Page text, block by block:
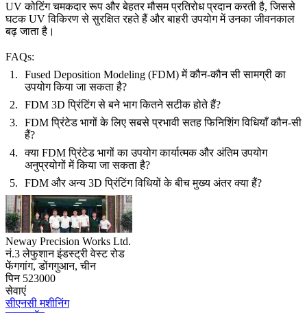
UV कोटिंग चमकदार रूप और बेहतर मौसम प्रतिरोध प्रदान करती है, जिससे
घटक UV विकिरण से सुरक्षित रहते हैं और बाहरी उपयोग में उनका जीवनकाल
बढ़ जाता है।
FAQs:
Fused Deposition Modeling (FDM) में कौन-कौन सी सामग्री का
उपयोग किया जा सकता है?
FDM 3D प्रिंटिंग से बने भाग कितने सटीक होते हैं?
FDM प्रिंटेड भागों के लिए सबसे प्रभावी सतह फिनिशिंग विधियाँ कौन-सी
हैं?
क्या FDM प्रिंटेड भागों का उपयोग कार्यात्मक और अंतिम उपयोग
अनुप्रयोगों में किया जा सकता है?
FDM और अन्य 3D प्रिंटिंग विधियों के बीच मुख्य अंतर क्या हैं?
Neway Precision Works Ltd.
नं.3 लेफुशान इंडस्ट्री वेस्ट रोड
फेंगगांग, डोंगगुआन, चीन
पिन 523000
सेवाएं
सीएनसी मशीनिंग